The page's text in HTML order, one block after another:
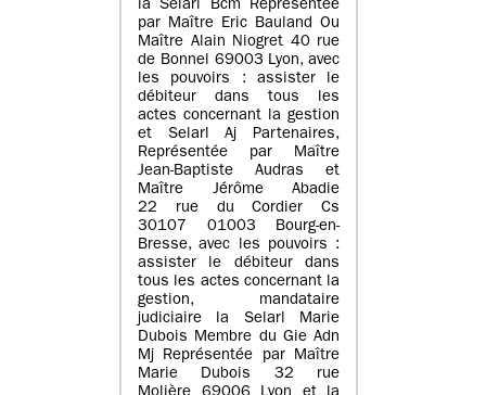
la Selarl Bcm Représentée
par Maître Eric Bauland Ou
Maître Alain Niogret 40 rue
de Bonnel 69003 Lyon, avec
les pouvoirs : assister le
débiteur dans tous les
actes concernant la gestion
et Selarl Aj Partenaires,
Représentée par Maître
Jean-Baptiste Audras et
Maître Jérôme Abadie
22 rue du Cordier Cs
30107 01003 Bourg-en-
Bresse, avec les pouvoirs :
assister le débiteur dans
tous les actes concernant la
gestion, mandataire
judiciaire la Selarl Marie
Dubois Membre du Gie Adn
Mj Représentée par Maître
Marie Dubois 32 rue